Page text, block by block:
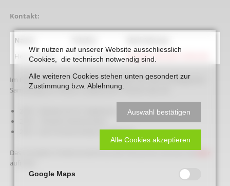
Kontakt:
Name
Heinz Steffens
0 25 21 / 38 43 baecker-heinz@t-online.de
Im Filmarchiv des Heimatverein befindet sich eine umfangreiche
Sammlung von Filmen zu Beckumer Themen wie z.B.:
2013 - Das Fürstenschwert zu Beckum
Das komplete Inhaltsverzeichniss des Filmarchivs können Siehier
aufrufen.
Wir nutzen auf unserer Website ausschliesslich
Cookies, die technisch notwendig sind.
Alle weiteren Cookies stehen unten gesondert zur
Zustimmung bzw. Ablehnung.
Auswahl bestätigen
Alle Cookies akzeptieren
Google Maps